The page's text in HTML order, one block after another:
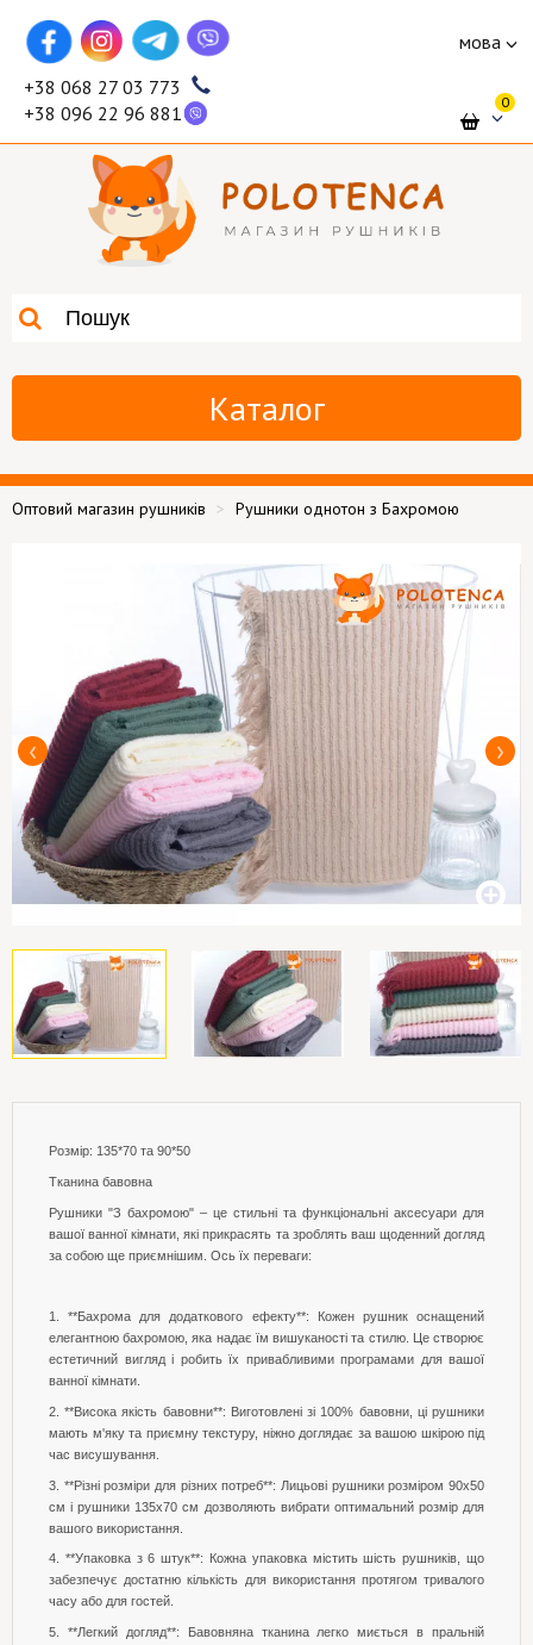
мова
+38 068 27 03 773
+38 096 22 96 881
0
Каталог
Оптовий магазин рушників Рушники однотон з Бахромою
Розмір: 135*70 та 90*50
Тканина бавовна
Рушники "З бахромою" – це стильні та функціональні аксесуари для
вашої ванної кімнати, які прикрасять та зроблять ваш щоденний догляд
за собою ще приємнішим. Ось їх переваги:
1. **Бахрома для додаткового ефекту**: Кожен рушник оснащений
елегантною бахромою, яка надає їм вишуканості та стилю. Це створює
естетичний вигляд і робить їх привабливими програмами для вашої
ванної кімнати.
2. **Висока якість бавовни**: Виготовлені зі 100% бавовни, ці рушники
мають м'яку та приємну текстуру, ніжно доглядає за вашою шкірою під
час висушування.
3. **Різні розміри для різних потреб**: Лицьові рушники розміром 90x50
см і рушники 135x70 см дозволяють вибрати оптимальний розмір для
вашого використання.
4. **Упаковка з 6 штук**: Кожна упаковка містить шість рушників, що
забезпечує достатню кількість для використання протягом тривалого
часу або для гостей.
5. **Легкий догляд**: Бавовняна тканина легко миється в пральній